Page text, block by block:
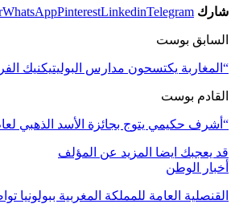
شارك WhatsAppPinterestLinkedinTelegram
السابق بوست
“المغاربة يكتسحون مدارس البوليتيكنيك
القادم بوست
“أشرف حكيمي يتوج بجائزة الأسد الذهبي لعام
قد يعجبك ايضا المزيد عن المؤلف
أخبار الوطن
القنصلية العامة للمملكة المغربية